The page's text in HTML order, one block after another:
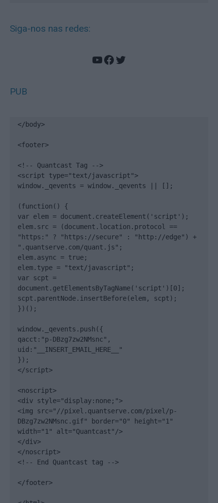
Siga-nos nas redes:
YouTube
Facebook
Twitter
PUB
</body>
<footer>
<!-- Quantcast Tag -->
<script type="text/javascript">
window._qevents = window._qevents || [];
(function() {
var elem = document.createElement('script');
elem.src = (document.location.protocol ==
"https:" ? "https://secure" : "http://edge") +
".quantserve.com/quant.js";
elem.async = true;
elem.type = "text/javascript";
var scpt =
document.getElementsByTagName('script')[0];
scpt.parentNode.insertBefore(elem, scpt);
})();
window._qevents.push({
qacct:"p-DBzg7zw2NMsnc",
uid:"__INSERT_EMAIL_HERE__"
});
</script>
<noscript>
<div style="display:none;">
<img src="//pixel.quantserve.com/pixel/p-
DBzg7zw2NMsnc.gif" border="0" height="1"
width="1" alt="Quantcast"/>
</div>
</noscript>
<!-- End Quantcast tag -->
</footer>